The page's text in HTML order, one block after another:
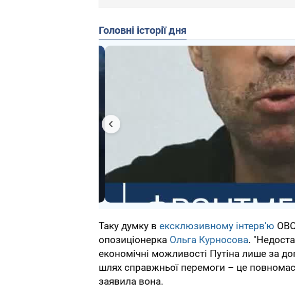
Головні історії дня
Таку думку в ексклюзивному інтерв'ю
опозиціонерка Ольга Курносова.
економічні можливості Путіна лише за
шлях справжньої перемоги – це
заявила вона.